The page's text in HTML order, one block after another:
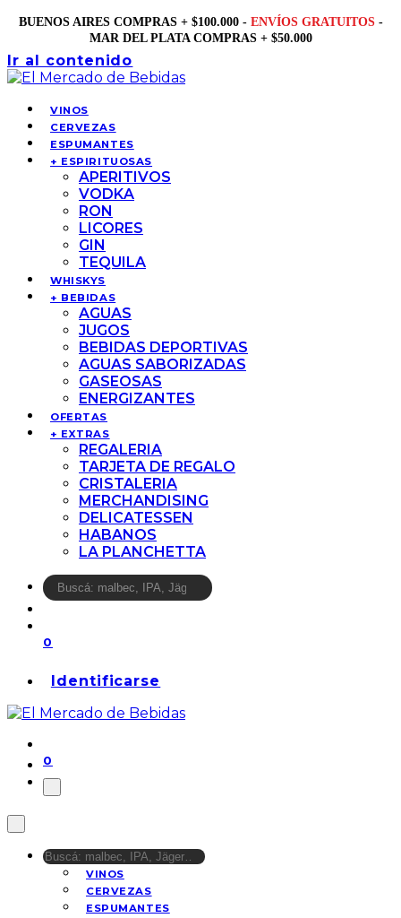
BUENOS AIRES COMPRAS + $100.000 - ENVÍOS GRATUITOS -
MAR DEL PLATA COMPRAS + $50.000
Ir al contenido
VINOS
CERVEZAS
ESPUMANTES
+ ESPIRITUOSAS
APERITIVOS
VODKA
RON
LICORES
GIN
TEQUILA
WHISKYS
+ BEBIDAS
AGUAS
JUGOS
BEBIDAS DEPORTIVAS
AGUAS SABORIZADAS
GASEOSAS
ENERGIZANTES
OFERTAS
+ EXTRAS
REGALERIA
TARJETA DE REGALO
CRISTALERIA
MERCHANDISING
DELICATESSEN
HABANOS
LA PLANCHETTA
0
Identificarse
0
VINOS
CERVEZAS
ESPUMANTES